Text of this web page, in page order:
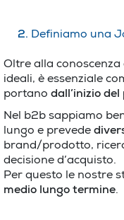
2. Definiamo una
Oltre alla
ideali, è essenziale
portano dall’inizio
Nel b2b sappiamo
lungo e prevede
brand/prodotto,
decisione d’acquisto.
Per questo le nostre
medio lungo termine.